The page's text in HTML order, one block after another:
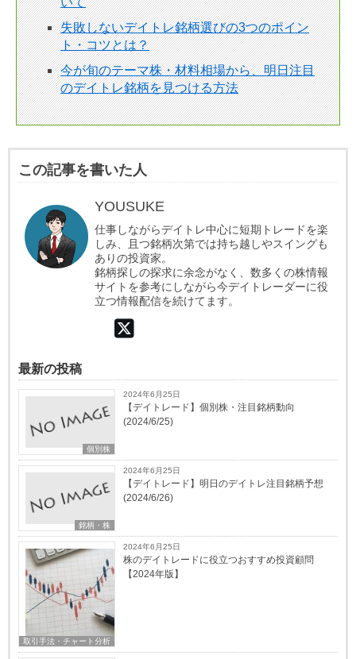
失敗しないデイトレ銘柄選びの3つのポイン
ト・コツとは？
今が旬のテーマ株・材料相場から、明日注目
のデイトレ銘柄を見つける方法
この記事を書いた人
YOUSUKE
仕事しながらデイトレ中心に短期トレードを楽
しみ、且つ銘柄次第では持ち越しやスイングも
ありの投資家。
銘柄探しの探求に余念がなく、数多くの株情報
サイトを参考にしながら今デイトレーダーに役
立つ情報配信を続けてます。
最新の投稿
個別株
2024年6月25日
【デイトレード】個別株・注目銘柄動向
(2024/6/25)
銘柄・株
2024年6月25日
【デイトレード】明日のデイトレ注目銘柄予想
(2024/6/26)
取引手法・チャート分析
2024年6月25日
株のデイトレードに役立つおすすめ投資顧問
【2024年版】